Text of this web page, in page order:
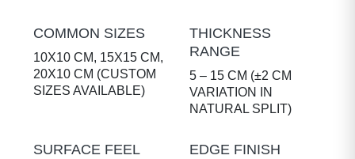
COMMON SIZES
10X10 CM, 15X15 CM,
20X10 CM (CUSTOM
SIZES AVAILABLE)
THICKNESS
RANGE
5 – 15 CM (±2 CM
VARIATION IN
NATURAL SPLIT)
SURFACE FEEL
EDGE FINISH